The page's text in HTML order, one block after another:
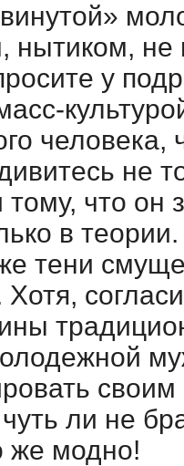
нытиком,
у
человека,
не
тому, что он
в
тени
Хотя,
ли не
же модно!